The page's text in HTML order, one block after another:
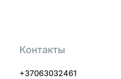
Контакты
+37063032461